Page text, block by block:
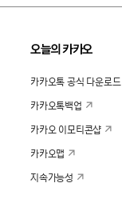
오늘의 카카오
카카오톡 공식 다운로드
카카오톡백업
카카오 이모티콘샵
카카오맵
지속가능성